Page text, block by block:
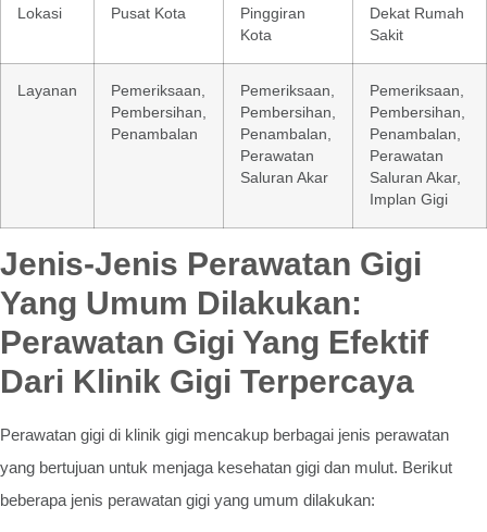
Lokasi Pusat Kota
Pinggiran
Kota
Dekat Rumah
Sakit
Layanan
Pemeriksaan,
Pembersihan,
Penambalan
Pemeriksaan,
Pembersihan,
Penambalan,
Perawatan
Saluran Akar
Pemeriksaan,
Pembersihan,
Penambalan,
Perawatan
Saluran Akar,
Implan Gigi
Jenis-Jenis Perawatan Gigi
Yang Umum Dilakukan:
Perawatan Gigi Yang Efektif
Dari Klinik Gigi Terpercaya
Perawatan gigi di klinik gigi mencakup berbagai jenis perawatan
yang bertujuan untuk menjaga kesehatan gigi dan mulut. Berikut
beberapa jenis perawatan gigi yang umum dilakukan: